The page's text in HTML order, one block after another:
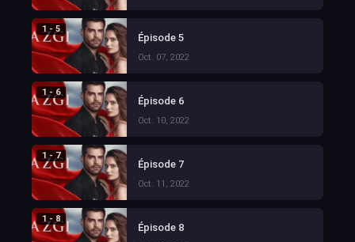
1 - 5
Épisode 5
Oct. 07, 2022
1 - 6
Épisode 6
Oct. 10, 2022
1 - 7
Épisode 7
Oct. 11, 2022
1 - 8
Épisode 8